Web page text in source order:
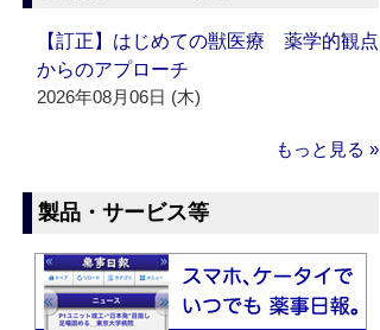
【訂正】はじめての獣医療 薬学的観点
からのアプローチ
2026年08月06日 (木)
もっと見る »
製品・サービス等